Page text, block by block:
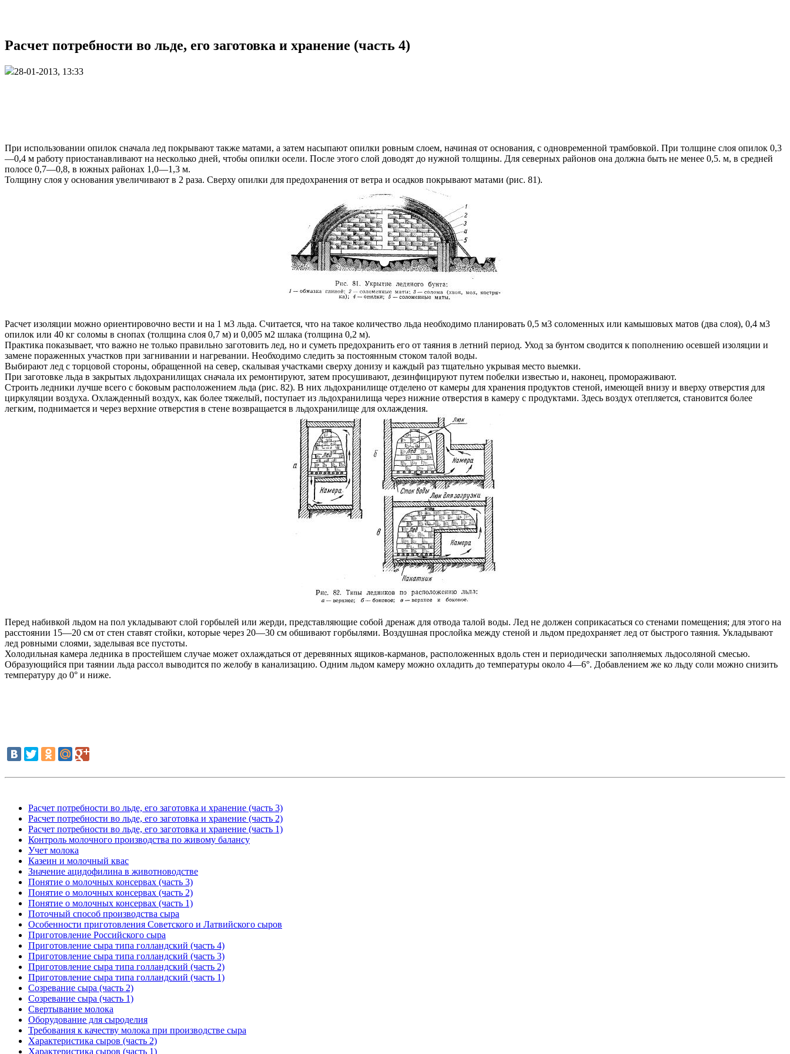
Расчет потребности во льде, его заготовка и хранение (часть 4)
28-01-2013, 13:33
При использовании опилок сначала лед покрывают также матами, а затем насыпают опилки ровным слоем, начиная от основания, с одновременной трамбовкой. При толщине слоя опилок 0,3
—0,4 м работу приостанавливают на несколько дней, чтобы опилки осели. После этого слой доводят до нужной толщины. Для северных районов она должна быть не менее 0,5. м, в средней
полосе 0,7—0,8, в южных районах 1,0—1,3 м.
Толщину слоя у основания увеличивают в 2 раза. Сверху опилки для предохранения от ветра и осадков покрывают матами (рис. 81).
Расчет изоляции можно ориентировочно вести и на 1 м3 льда. Считается, что на такое количество льда необходимо планировать 0,5 м3 соломенных или камышовых матов (два слоя), 0,4 м3
опилок или 40 кг соломы в снопах (толщина слоя 0,7 м) и 0,005 м2 шлака (толщина 0,2 м).
Практика показывает, что важно не только правильно заготовить лед, но и суметь предохранить его от таяния в летний период. Уход за бунтом сводится к пополнению осевшей изоляции и
замене пораженных участков при загнивании и нагревании. Необходимо следить за постоянным стоком талой воды.
Выбирают лед с торцовой стороны, обращенной на север, скалывая участками сверху донизу и каждый раз тщательно укрывая место выемки.
При заготовке льда в закрытых льдохранилищах сначала их ремонтируют, затем просушивают, дезинфицируют путем побелки известью и, наконец, промораживают.
Строить ледники лучше всего с боковым расположением льда (рис. 82). В них льдохранилище отделено от камеры для хранения продуктов стеной, имеющей внизу и вверху отверстия для
циркуляции воздуха. Охлажденный воздух, как более тяжелый, поступает из льдохранилища через нижние отверстия в камеру с продуктами. Здесь воздух отепляется, становится более
легким, поднимается и через верхние отверстия в стене возвращается в льдохранилище для охлаждения.
Перед набивкой льдом на пол укладывают слой горбылей или жерди, представляющие собой дренаж для отвода талой воды. Лед не должен соприкасаться со стенами помещения; для этого на
расстоянии 15—20 см от стен ставят стойки, которые через 20—30 см обшивают горбылями. Воздушная прослойка между стеной и льдом предохраняет лед от быстрого таяния. Укладывают
лед ровными слоями, заделывая все пустоты.
Холодильная камера ледника в простейшем случае может охлаждаться от деревянных ящиков-карманов, расположенных вдоль стен и периодически заполняемых льдосоляной смесью.
Образующийся при таянии льда рассол выводится по желобу в канализацию. Одним льдом камеру можно охладить до температуры около 4—6°. Добавлением же ко льду соли можно снизить
температуру до 0° и ниже.
Расчет потребности во льде, его заготовка и хранение (часть 3)
Расчет потребности во льде, его заготовка и хранение (часть 2)
Расчет потребности во льде, его заготовка и хранение (часть 1)
Контроль молочного производства по живому балансу
Учет молока
Казеин и молочный квас
Значение ацидофилина в животноводстве
Понятие о молочных консервах (часть 3)
Понятие о молочных консервах (часть 2)
Понятие о молочных консервах (часть 1)
Поточный способ производства сыра
Особенности приготовления Советского и Латвийского сыров
Приготовление Российского сыра
Приготовление сыра типа голландский (часть 4)
Приготовление сыра типа голландский (часть 3)
Приготовление сыра типа голландский (часть 2)
Приготовление сыра типа голландский (часть 1)
Созревание сыра (часть 2)
Созревание сыра (часть 1)
Свертывание молока
Оборудование для сыроделия
Требования к качеству молока при производстве сыра
Характеристика сыров (часть 2)
Характеристика сыров (часть 1)